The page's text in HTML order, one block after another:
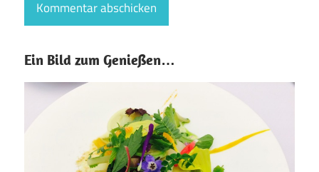
Ein Bild zum Genießen…